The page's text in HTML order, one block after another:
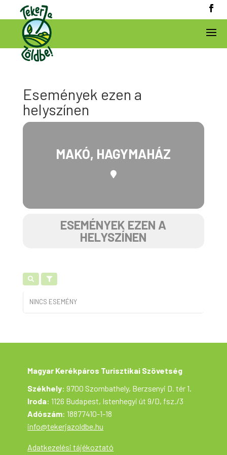
Események ezen a
helyszínen
MAKÓ, HAGYMAHÁZ
ESEMÉNYEK EZEN A
HELYSZÍNEN
NINCS ESEMÉNY
Magyar Kerékpáros Turisztikai Szövetség
Székhely: 9700 Szombathely, Berzsenyi D. tér 1.
Iroda: 1126 Budapest, Istenhegyi út 9/D, fsz./3
Adószám: 18877410-1-18
info@tekerjazoldbe.hu
Adatkezelési tájékoztató